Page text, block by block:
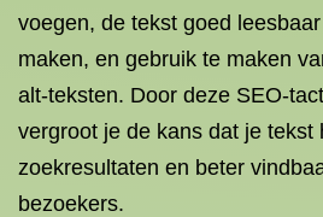
voegen, de tekst goed
maken, en gebruik te maken
alt-teksten. Door deze SEO-
vergroot je de kans dat je tekst
zoekresultaten en beter
bezoekers.